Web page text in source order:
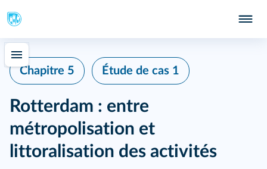
Chapitre 5 Étude de cas 1
Rotterdam : entre
métropolisation et
littoralisation des activités